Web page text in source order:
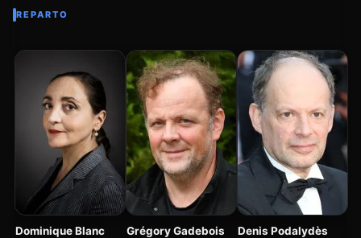
REPARTO
Dominique Blanc Grégory Gadebois Denis Podalydès